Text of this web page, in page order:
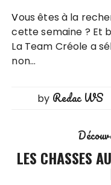
Vous êtes à la recherche d’idées de sorties pour
cette semaine ? Et
La Team Créole a
non…
by Redac WS
LES CHASSES